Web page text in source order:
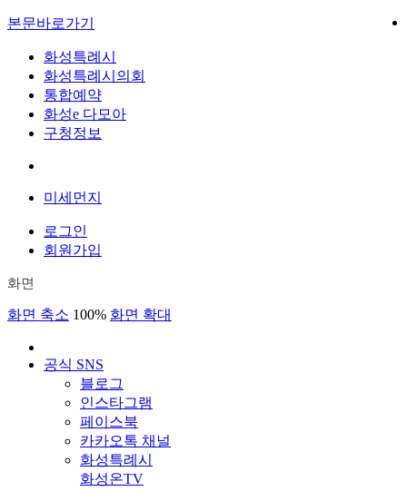
본문바로가기
화성특례시
화성특례시의회
통합예약
화성e 다모아
구청정보
미세먼지
로그인
회원가입
화면
화면 축소 100% 화면 확대
공식 SNS
블로그
인스타그램
페이스북
카카오톡 채널
화성특례시
화성온TV